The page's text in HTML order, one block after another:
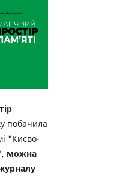
побачила
"Києво-
можна